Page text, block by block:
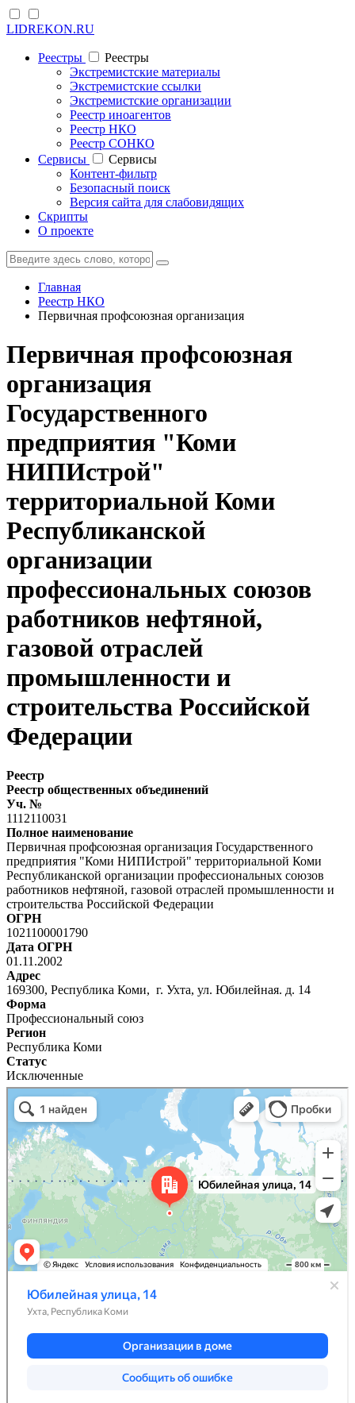
LIDREKON.RU
Реестры
Реестры
Экстремистские материалы
Экстремистские ссылки
Экстремистские организации
Реестр иноагентов
Реестр НКО
Реестр СОНКО
Cервисы
Cервисы
Контент-фильтр
Безопасный поиск
Версия сайта для слабовидящих
Скрипты
О проекте
Главная
Реестр НКО
Первичная профсоюзная организация
Первичная профсоюзная
организация
Государственного
предприятия "Коми
НИПИстрой"
территориальной Коми
Республиканской
организации
профессиональных союзов
работников нефтяной,
газовой отраслей
промышленности и
строительства Российской
Федерации
Реестр
Реестр общественных объединений
Уч. №
1112110031
Полное наименование
Первичная профсоюзная организация Государственного
предприятия "Коми НИПИстрой" территориальной Коми
Республиканской организации профессиональных союзов
работников нефтяной, газовой отраслей промышленности и
строительства Российской Федерации
ОГРН
1021100001790
Дата ОГРН
01.11.2002
Адрес
169300, Республика Коми, г. Ухта, ул. Юбилейная. д. 14
Форма
Профессиональный союз
Регион
Республика Коми
Статус
Исключенные